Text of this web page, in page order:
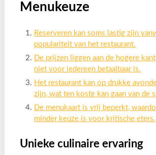
Menukeuze
Reserveren kan soms lastig zijn
populariteit van het restaurant.
De prijzen liggen aan de hogere
niet voor iedereen betaalbaar is.
Het restaurant kan op drukke
zijn, wat ten koste kan gaan van de
De menukaart is vrij beperkt,
minder keuze is voor kritische eters.
Unieke culinaire ervaring